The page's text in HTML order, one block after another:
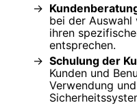
bei der Auswahl
ihren
entsprechen.
Schulung der
Kunden und
Verwendung